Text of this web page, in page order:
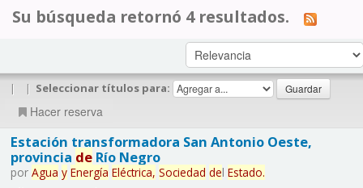
Su búsqueda retornó 4 resultados.
| | Seleccionar títulos para:
Hacer reserva
Estación transformadora San Antonio Oeste,
provincia deRío Negro
por Agua y Energía Eléctrica, Sociedad del Estado.